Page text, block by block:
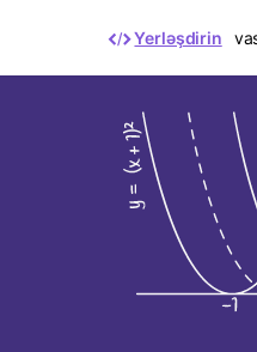
Yerləşdirin